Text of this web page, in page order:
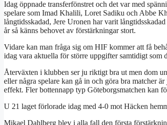
Idag öppnade transferfönstret och det var med
spelare som Imad Khalili, Loret Sadiku och Abbe
långtidsskadad, Jere Uronen har varit
år så känns behovet av förstärkningar stort.
Vidare kan man fråga sig om HIF kommer att få
idag vara aktuella för större uppgifter samtidigt som
Återväxten i klubben ser ju riktigt bra ut men dom
eller några spelare kan gå in och göra bra matcher
effekt. Fler bottennapp typ Göteborgsmatchen kan
U 21 laget förlorade idag med 4-0 mot Häcken
Mikael Dahlberg blev i alla fall den första